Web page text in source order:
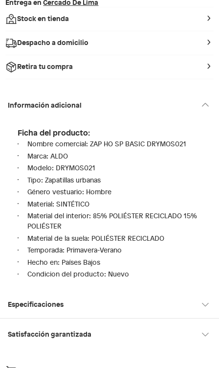
Entrega en Cercado De Lima
Stock en tienda
Despacho a domicilio
Retira tu compra
Información adicional
Ficha del producto:
Nombre comercial: ZAP HO SP BASIC DRYMOS021
Marca: ALDO
Modelo: DRYMOS021
Tipo: Zapatillas urbanas
Género vestuario: Hombre
Material: SINTÉTICO
Material del interior: 85% POLIÉSTER RECICLADO 15%
POLIÉSTER
Material de la suela: POLIÉSTER RECICLADO
Temporada: Primavera-Verano
Hecho en: Países Bajos
Condicion del producto: Nuevo
Especificaciones
Hecho en
Satisfacción garantizada